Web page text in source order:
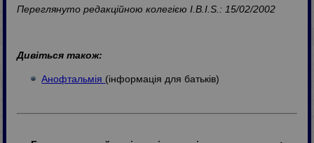
Переглянуто редакційною колегією I.B.I.S.: 15/02/2002
Дивіться також:
Анофтальмія (інформація для батьків)